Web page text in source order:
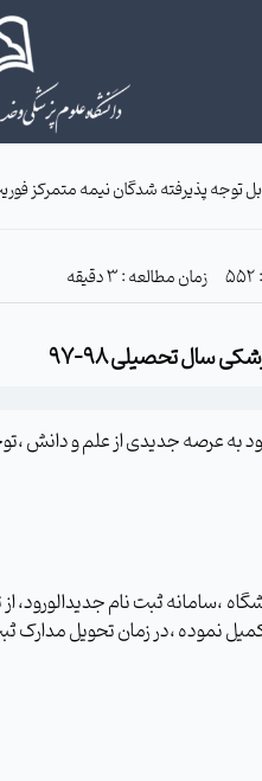
توجه پذیرفته شدگان نیمه متمرکز
زمان مطالعه : 3 دقیقه
سال تحصیلی 98-97
نموده ،در زمان تحویل